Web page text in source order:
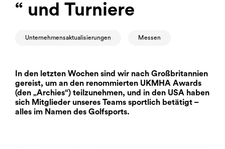
“ und Turniere
Unternehmensaktualisierungen Messen
In den letzten Wochen sind wir nach Großbritannien
gereist, um an den renommierten UKMHA Awards
(den „Archies“) teilzunehmen, und in den USA haben
sich Mitglieder unseres Teams sportlich betätigt –
alles im Namen des Golfsports.